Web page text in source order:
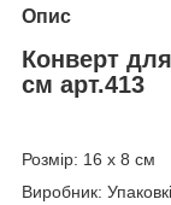
Опис
Конверт
см арт.413
Розмір: 16 х 8 см
Виробник: